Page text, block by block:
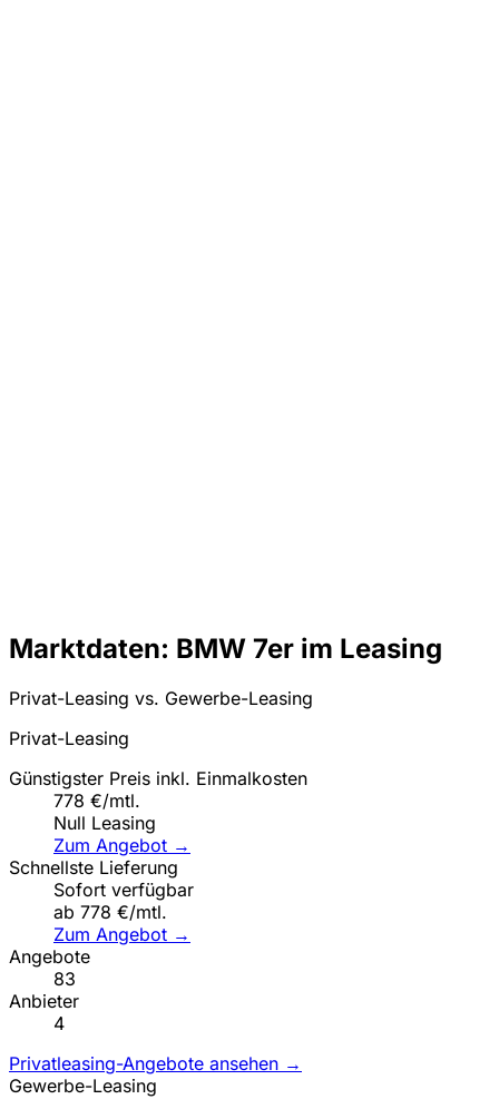
Marktdaten: BMW 7er im Leasing
Privat-Leasing vs. Gewerbe-Leasing
Privat-Leasing
Günstigster Preis inkl. Einmalkosten
778 €/mtl.
Null Leasing
Zum Angebot →
Schnellste Lieferung
Sofort verfügbar
ab 778 €/mtl.
Zum Angebot →
Angebote
83
Anbieter
4
Privatleasing-Angebote ansehen →
Gewerbe-Leasing